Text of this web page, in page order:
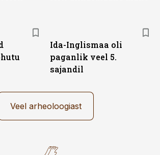
Ida-Inglismaa oli
paganlik veel 5.
sajandil
Veel arheoloogiast